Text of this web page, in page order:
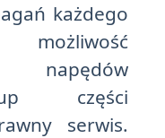
każdego
napędów
części
serwis.